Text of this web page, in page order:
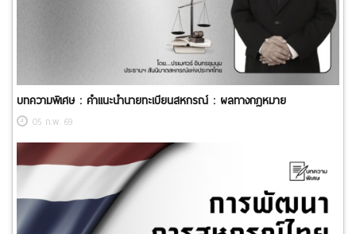
บทความพิเศษ : คำแนะนำนายทะเบียนสหกรณ์ : ผลทางกฎหมาย
05 ก.พ. 69